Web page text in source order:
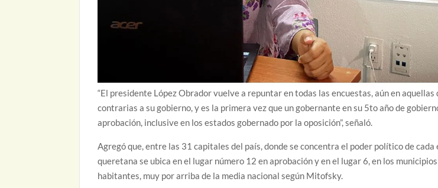
“El presidente López Obrador vuelve a repuntar en todas las encuestas, aún en
contrarias a su gobierno, y es la primera vez que un gobernante en su 5to año de
aprobación, inclusive en los estados gobernado por la oposición”, señaló.
Agregó que, entre las 31 capitales del país, donde se concentra el poder político de
queretana se ubica en el lugar número 12 en aprobación y en el lugar 6, en los
habitantes, muy por arriba de la media nacional según Mitofsky.